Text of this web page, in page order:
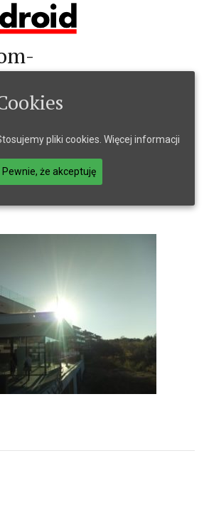
pliki cookies. Więcej informacji
Pewnie, że akceptuję